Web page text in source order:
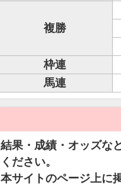
複勝
枠連
馬連
結果・成績・オッズな
ください。
本サイトのページ上に